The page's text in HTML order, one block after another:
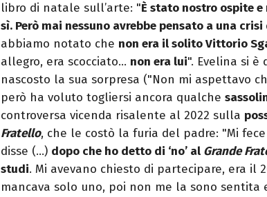
libro di natale sull’arte: "È stato nostro ospite
sì. Però mai nessuno avrebbe pensato a una crisi
abbiamo notato che non era il solito Vittorio
allegro, era scocciato… non era lui". Evelina si è
nascosto la sua sorpresa ("Non mi aspettavo
però ha voluto togliersi ancora qualche
controversa vicenda risalente al 2022 sulla
Fratello, che le costò la furia del padre: "Mi
disse (…) dopo che ho detto di ‘no’ al Grande
studi. Mi avevano chiesto di partecipare, era il
mancava solo uno, poi non me la sono sentita